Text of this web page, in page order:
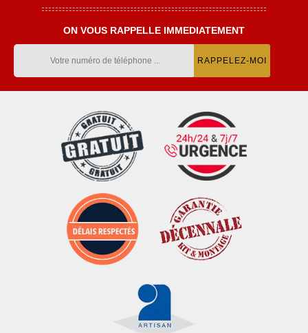
ON VOUS RAPPELLE IMMEDIATEMENT